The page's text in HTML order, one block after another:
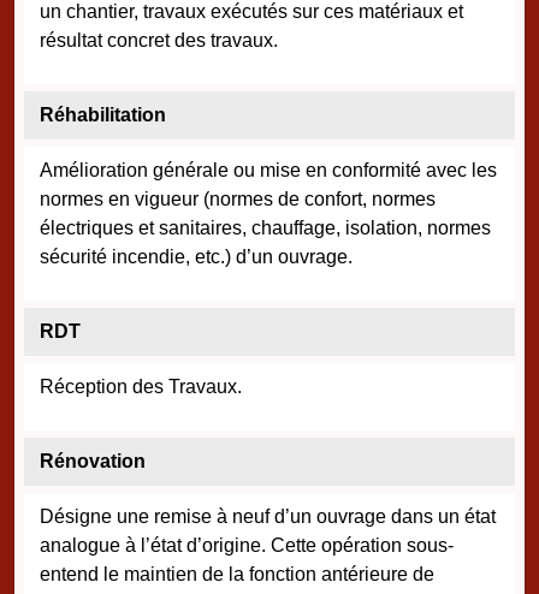
un chantier, travaux exécutés sur ces matériaux et
résultat concret des travaux.
Réhabilitation
Amélioration générale ou mise en conformité avec les
normes en vigueur (normes de confort, normes
électriques et sanitaires, chauffage, isolation, normes
sécurité incendie, etc.) d’un ouvrage.
RDT
Réception des Travaux.
Rénovation
Désigne une remise à neuf d’un ouvrage dans un état
analogue à l’état d’origine. Cette opération sous-
entend le maintien de la fonction antérieure de